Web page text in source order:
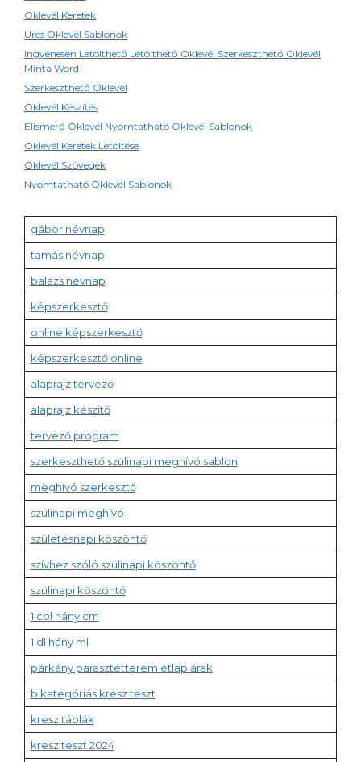
Oklevél Keretek
Üres Oklevél Sablonok
Ingyenesen Letölthető Letölthető Oklevél Szerkeszthető Oklevél
Minta Word
Szerkeszthető Oklevél
Oklevél Készítés
Elismerő Oklevél Nyomtatható Oklevél Sablonok
Oklevél Keretek Letöltése
Oklevél Szövegek
Nyomtatható Oklevél Sablonok
gábor névnap
tamás névnap
balázs névnap
képszerkesztő
online képszerkesztő
képszerkesztő online
alaprajz tervező
alaprajz készítő
tervező program
szerkeszthető szülinapi meghívó sablon
meghívó szerkesztő
szülinapi meghívó
születésnapi köszöntő
szívhez szóló szülinapi köszöntő
szülinapi köszöntő
1 col hány cm
1 dl hány ml
párkány parasztétterem étlap árak
b kategóriás kresz teszt
kresz táblák
kresz teszt 2024